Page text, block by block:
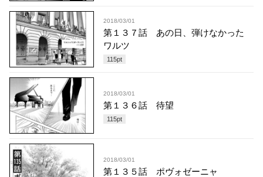
2018/03/01
第１３７話 あの日、弾けなかった
ワルツ
115pt
2018/03/01
第１３６話 待望
115pt
2018/03/01
第１３５話 ポヴォゼーニャ